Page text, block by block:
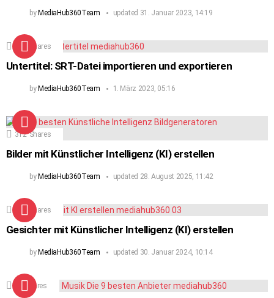
byMediaHub360Team updated 31. Januar 2023, 14:19
Shares
Untertitel: SRT-Datei importieren und exportieren
byMediaHub360Team 1. März 2023, 05:16
312 Shares
Bilder mit Künstlicher Intelligenz (KI) erstellen
byMediaHub360Team updated 28. August 2025, 11:42
Shares
Gesichter mit Künstlicher Intelligenz (KI) erstellen
byMediaHub360Team updated 30. Januar 2024, 10:14
Shares